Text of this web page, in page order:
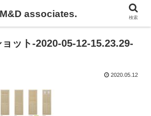
ット-2020-05-12-15.23.29-
2020.05.12
M&D associates. 検索